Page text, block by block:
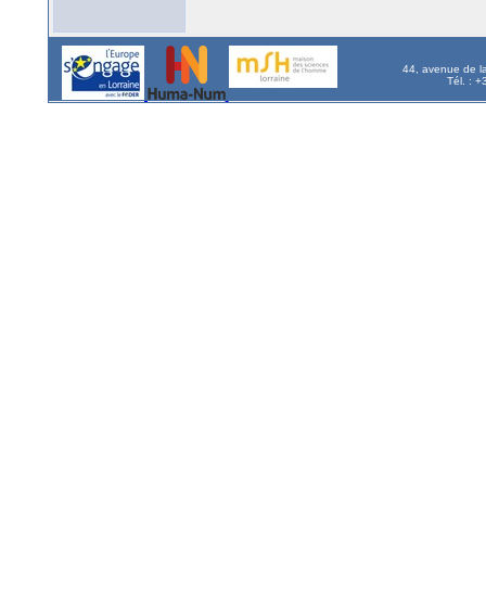
44, avenue de
Tél. :